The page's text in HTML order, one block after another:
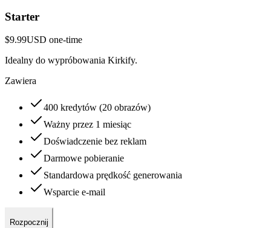
Starter
$9.99USD one-time
Idealny do wypróbowania Kirkify.
Zawiera
400 kredytów (20 obrazów)
Ważny przez 1 miesiąc
Doświadczenie bez reklam
Darmowe pobieranie
Standardowa prędkość generowania
Wsparcie e-mail
Rozpocznij